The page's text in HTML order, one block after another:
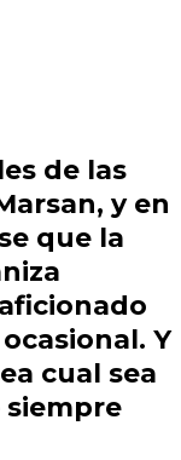
de las
y en
que la
Y
cual sea